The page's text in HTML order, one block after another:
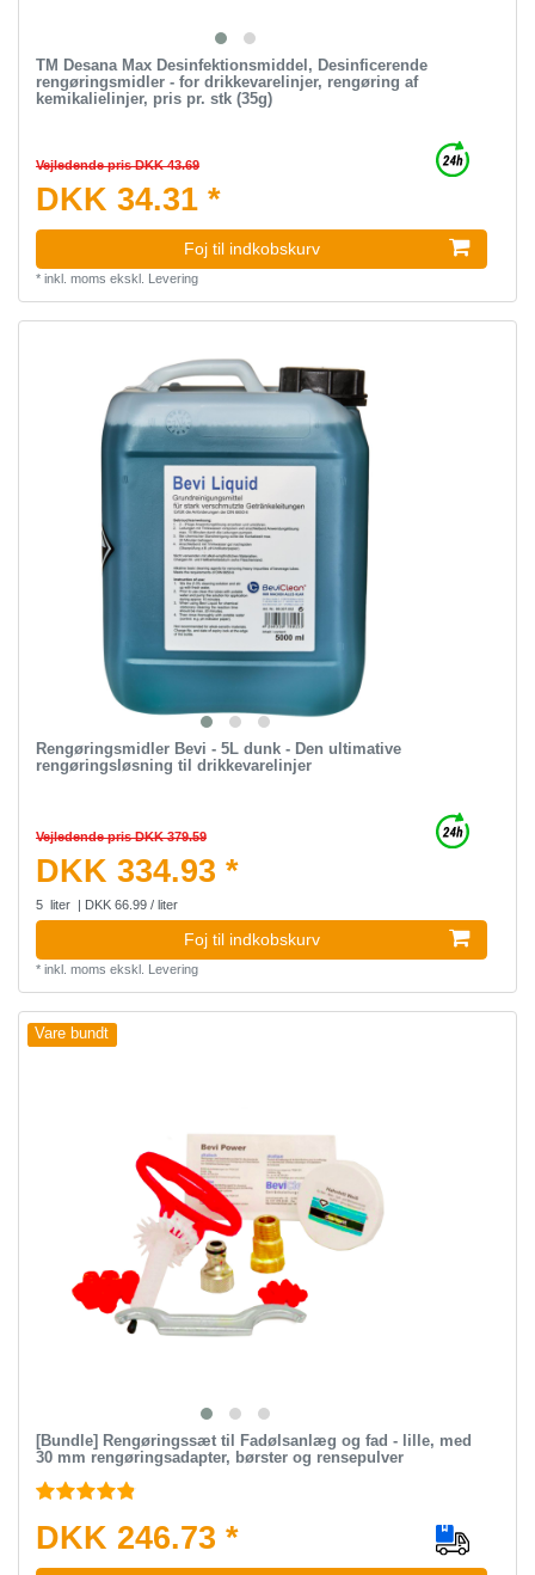
TM Desana Max Desinfektionsmiddel, Desinficerende
rengøringsmidler - for drikkevarelinjer, rengøring af
kemikalielinjer, pris pr. stk (35g)
Vejledende pris DKK 43.69
DKK 34.31 *
Foj til indkobskurv
* inkl. moms ekskl. Levering
Rengøringsmidler Bevi - 5L dunk - Den ultimative
rengøringsløsning til drikkevarelinjer
Vejledende pris DKK 379.59
DKK 334.93 *
5 liter | DKK 66.99 / liter
Foj til indkobskurv
* inkl. moms ekskl. Levering
Vare bundt
[Bundle] Rengøringssæt til Fadølsanlæg og fad - lille, med
30 mm rengøringsadapter, børster og rensepulver
DKK 246.73 *